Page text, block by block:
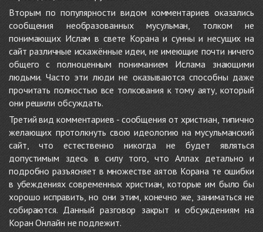
Вторым по популярности видом комментариев оказались
сообщения необразованных мусульман, толком не
понимающих Ислам в свете Корана и сунны и несущих на
сайт различные искажённые идеи, не имеющие почти ничего
общего с полноценным пониманием Ислама знающими
людьми. Часто эти люди не оказываются способны даже
прочитать полностью все толкования к тому аяту, который
они решили обсуждать.
Третий вид комментариев - сообщения от христиан, типично
желающих протолкнуть свою идеологию на мусульманский
сайт, что естественно никогда не будет являться
допустимым здесь в силу того, что Аллах детально и
подробно разъясняет в множестве аятов Корана те ошибки
в убеждениях современных христиан, которые им было бы
хорошо исправить, но они этим, конечно же, заниматься не
собираются. Данный разговор закрыт и обсуждениям на
Коран Онлайн не подлежит.